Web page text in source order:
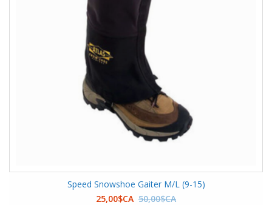
Speed Snowshoe Gaiter M/L (9-15)
25,00$CA 50,00$CA